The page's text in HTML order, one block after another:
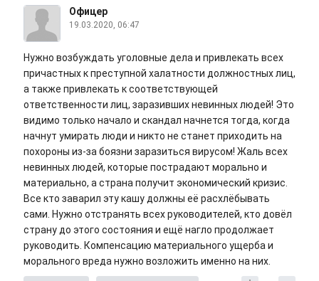
Офицер
19.03.2020, 06:47
Нужно возбуждать уголовные дела и привлекать всех
причастных к преступной халатности должностных лиц,
а также привлекать к соответствующей
ответственности лиц, заразивших невинных людей! Это
видимо только начало и скандал начнется тогда, когда
начнут умирать люди и никто не станет приходить на
похороны из-за боязни заразиться вирусом! Жаль всех
невинных людей, которые пострадают морально и
материально, а страна получит экономический кризис.
Все кто заварил эту кашу должны её расхлёбывать
сами. Нужно отстранять всех руководителей, кто довёл
страну до этого состояния и ещё нагло продолжает
руководить. Компенсацию материального ущерба и
морального вреда нужно возложить именно на них.